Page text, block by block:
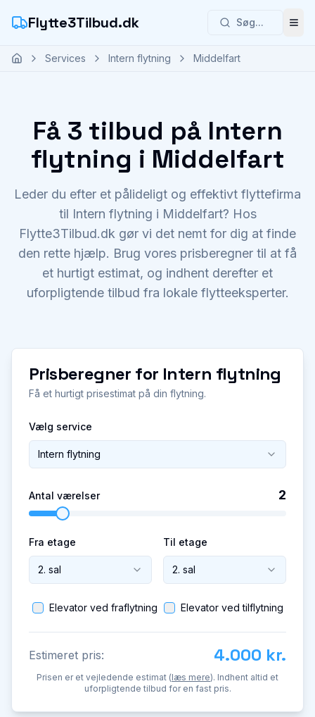
Flytte3Tilbud.dk Søg... Åbn
Services Intern flytning Middelfart
Få 3 tilbud på Intern
flytning i Middelfart
Leder du efter et pålideligt og effektivt flyttefirma
til Intern flytning i Middelfart? Hos
Flytte3Tilbud.dk gør vi det nemt for dig at finde
den rette hjælp. Brug vores prisberegner til at få
et hurtigt estimat, og indhent derefter et
uforpligtende tilbud fra lokale flytteeksperter.
Prisberegner for Intern flytning
Få et hurtigt prisestimat på din flytning.
Vælg service
Intern flytning
Antal værelser 2
Fra etage
2. sal
Til etage
2. sal
Elevator ved fraflytning Elevator ved tilflytning
Estimeret pris: 4.000 kr.
Prisen er et vejledende estimat (læs mere). Indhent altid et
uforpligtende tilbud for en fast pris.